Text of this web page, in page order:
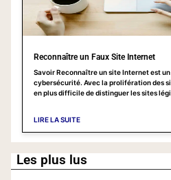
Les plus lus
Reconnaître un Faux Site Internet
Savoir Reconnaître un site Internet est
cybersécurité. Avec la prolifération des
en plus difficile de distinguer les sites
LIRE LA SUITE